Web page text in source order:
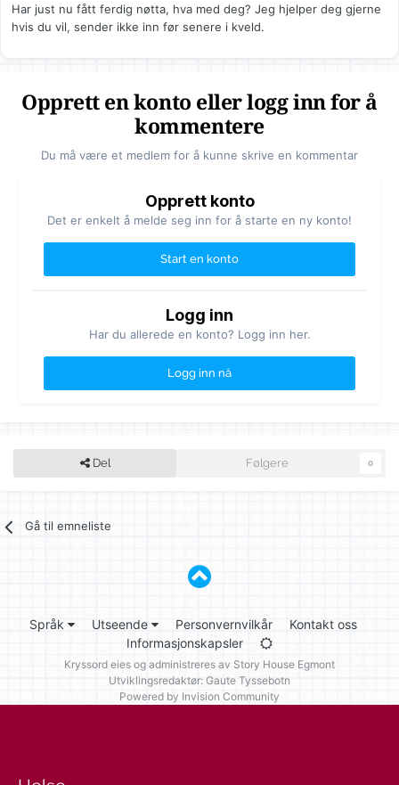
Har just nu fått ferdig nøtta, hva med deg? Jeg hjelper deg gjerne
hvis du vil, sender ikke inn før senere i kveld.
Opprett en konto eller logg inn for å
kommentere
Du må være et medlem for å kunne skrive en kommentar
Opprett konto
Det er enkelt å melde seg inn for å starte en ny konto!
Start en konto
Logg inn
Har du allerede en konto? Logg inn her.
Logg inn nå
Del Følgere 0
Gå til emneliste
Språk Utseende Personvernvilkår
Kontakt oss
Informasjonskapsler
Kryssord eies og administreres av Story House Egmont
Utviklingsredaktør: Gaute Tyssebotn
Powered by Invision Community